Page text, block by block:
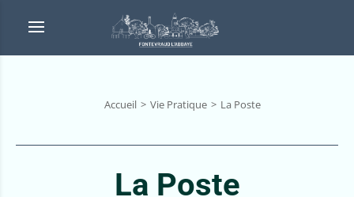
Accueil Vie Pratique La Poste
La Poste